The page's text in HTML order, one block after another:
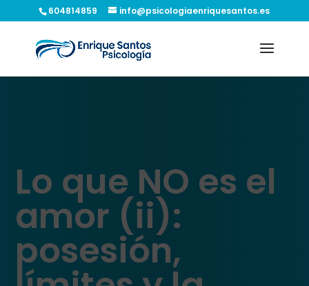
604814859 info@psicologiaenriquesantos.es
Lo que NO es el
amor (ii):
posesión,